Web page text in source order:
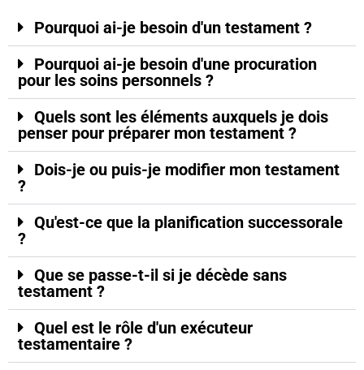
Pourquoi ai-je besoin d'un testament ?
Pourquoi ai-je besoin d'une procuration
pour les soins personnels ?
Quels sont les éléments auxquels je dois
penser pour préparer mon testament ?
Dois-je ou puis-je modifier mon testament
?
Qu'est-ce que la planification successorale
?
Que se passe-t-il si je décède sans
testament ?
Quel est le rôle d'un exécuteur
testamentaire ?